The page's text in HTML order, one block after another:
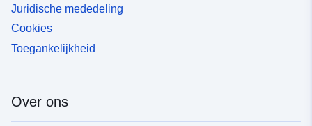
Juridische mededeling
Cookies
Toegankelijkheid
Over ons